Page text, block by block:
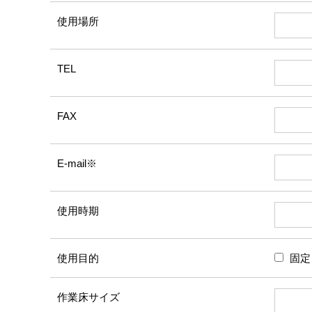
使用場所
TEL
FAX
E-mail※
使用時期
使用目的 固定
作業床サイズ